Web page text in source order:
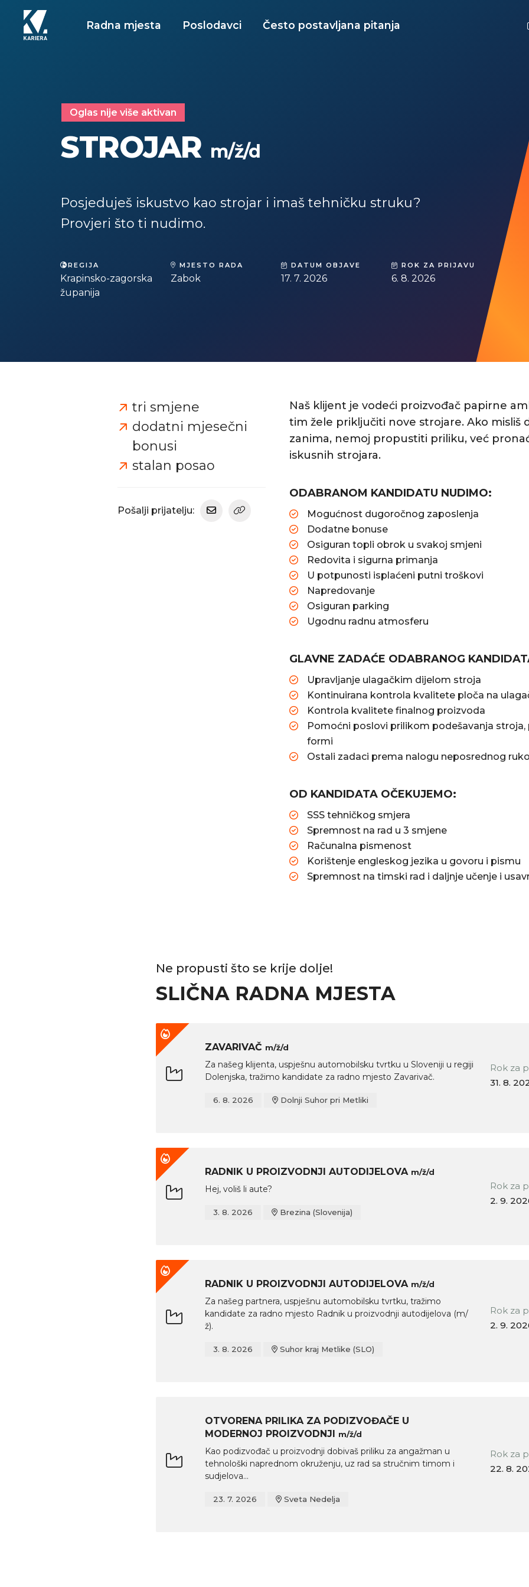
Radna mjesta Poslodavci Često postavljana pitanja
Oglas nije više aktivan
STROJAR m/ž/d
Posjeduješ iskustvo kao strojar i imaš tehničku struku?
Provjeri što ti nudimo.
REGIJA
Krapinsko-zagorska
županija
MJESTO RADA
Zabok
DATUM OBJAVE
17. 7. 2026
ROK ZA PRIJAVU
6. 8. 2026
tri smjene
dodatni mjesečni
bonusi
stalan posao
Pošalji prijatelju:
Naš klijent je vodeći proizvođač papirne
tim žele priključiti nove strojare. Ako misliš
zanima, nemoj propustiti priliku, već
iskusnih strojara.
ODABRANOM KANDIDATU NUDIMO:
Mogućnost dugoročnog zaposlenja
Dodatne bonuse
Osiguran topli obrok u svakoj smjeni
Redovita i sigurna primanja
U potpunosti isplaćeni putni troškovi
Napredovanje
Osiguran parking
Ugodnu radnu atmosferu
GLAVNE ZADAĆE ODABRANOG
Upravljanje ulagačkim dijelom stroja
Kontinuirana kontrola kvalitete ploča na
Kontrola kvalitete finalnog proizvoda
Pomoćni poslovi prilikom podešavanja
formi
Ostali zadaci prema nalogu neposrednog
OD KANDIDATA OČEKUJEMO:
SSS tehničkog smjera
Spremnost na rad u 3 smjene
Računalna pismenost
Korištenje engleskog jezika u govoru i pismu
Spremnost na timski rad i daljnje učenje i
Ne propusti što se krije dolje!
SLIČNA RADNA MJESTA
ZAVARIVAČ m/ž/d
Za našeg klijenta, uspješnu automobilsku tvrtku u Sloveniji u regiji
Dolenjska, tražimo kandidate za radno mjesto Zavarivač.
6. 8. 2026 Dolnji Suhor pri Metliki
Rok za
31. 8.
RADNIK U PROIZVODNJI AUTODIJELOVA m/ž/d
Hej, voliš li aute?
3. 8. 2026 Brezina (Slovenija)
Rok za
2. 9.
RADNIK U PROIZVODNJI AUTODIJELOVA m/ž/d
Za našeg partnera, uspješnu automobilsku tvrtku, tražimo
kandidate za radno mjesto Radnik u proizvodnji autodijelova (m/
ž).
3. 8. 2026 Suhor kraj Metlike (SLO)
Rok za
2. 9.
OTVORENA PRILIKA ZA PODIZVOĐAČE U
MODERNOJ PROIZVODNJI m/ž/d
Kao podizvođač u proizvodnji dobivaš priliku za angažman u
tehnološki naprednom okruženju, uz rad sa stručnim timom i
sudjelova...
23. 7. 2026 Sveta Nedelja
Rok za
22. 8.